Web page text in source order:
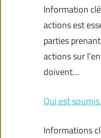
Information
actions est
parties
actions sur
doivent…
Qui est
Informations